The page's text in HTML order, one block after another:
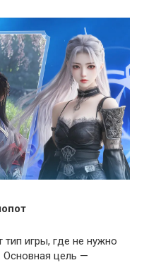
игры, где не нужно
Основная цель —